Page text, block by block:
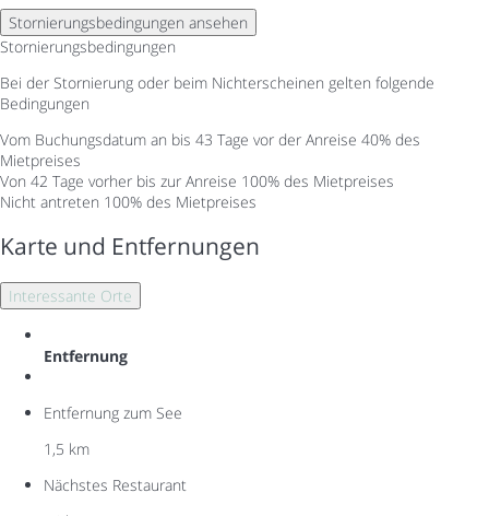
Stornierungsbedingungen ansehen
Stornierungsbedingungen
Bei der Stornierung oder beim Nichterscheinen gelten folgende
Bedingungen
Vom Buchungsdatum an bis 43 Tage vor der Anreise 40% des
Mietpreises
Von 42 Tage vorher bis zur Anreise 100% des Mietpreises
Nicht antreten 100% des Mietpreises
Karte und Entfernungen
Interessante Orte
Entfernung
Entfernung zum See
1,5 km
Nächstes Restaurant